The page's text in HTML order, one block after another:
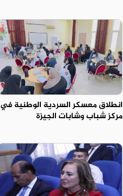
انطلاق معسكر السردية الوطنية في
مركز شباب وشابات الجيزة